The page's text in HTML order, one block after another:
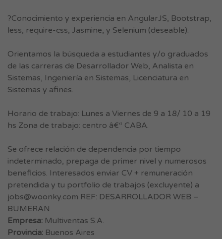
?Conocimiento y experiencia en AngularJS, Bootstrap,
less, require-css, Jasmine, y Selenium (deseable).
Orientamos la búsqueda a estudiantes y/o graduados
de las carreras de Desarrollador Web, Analista en
Sistemas, Ingeniería en Sistemas, Licenciatura en
Sistemas y afines.
Horario de trabajo: Lunes a Viernes de 9 a 18/ 10 a 19
hs Zona de trabajo: centro â€“ CABA.
Se ofrece relación de dependencia por tiempo
indeterminado, prepaga de primer nivel y numerosos
beneficios. Interesados enviar CV + remuneración
pretendida y tu portfolio de trabajos (excluyente) a
jobs@woonky.com REF: DESARROLLADOR WEB –
BUMERAN
Empresa: Multiventas S.A.
Provincia: Buenos Aires